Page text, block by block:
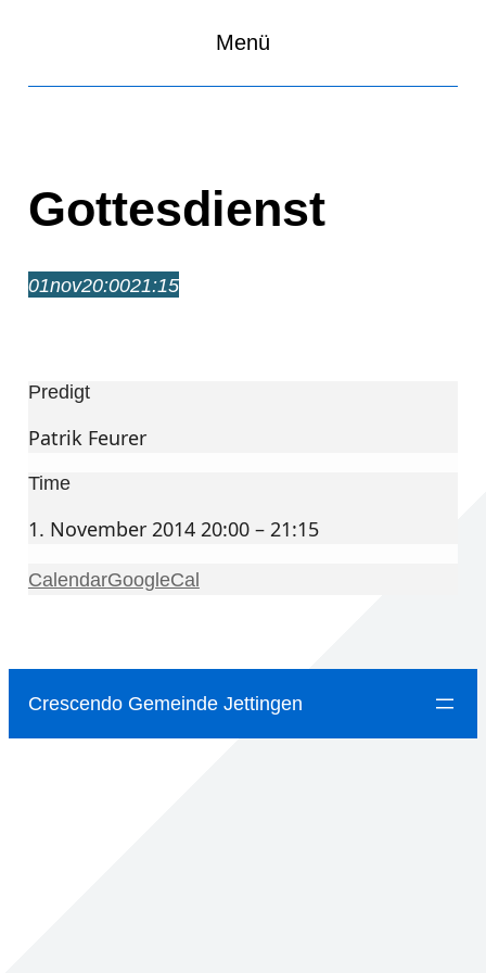
Menü
Gottesdienst
01nov20:0021:15
Predigt
Patrik Feurer
Time
1. November 2014 20:00 – 21:15
CalendarGoogleCal
Crescendo Gemeinde Jettingen